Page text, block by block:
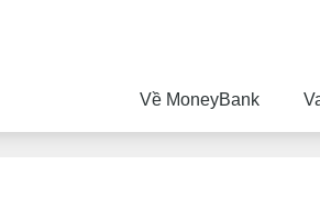
Về MoneyBank